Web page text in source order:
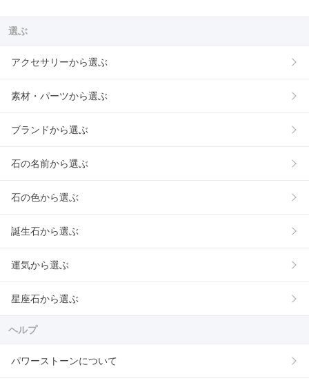
選ぶ
アクセサリーから選ぶ
素材・パーツから選ぶ
ブランドから選ぶ
石の名前から選ぶ
石の色から選ぶ
誕生石から選ぶ
運気から選ぶ
星座石から選ぶ
ヘルプ
パワーストーンについて